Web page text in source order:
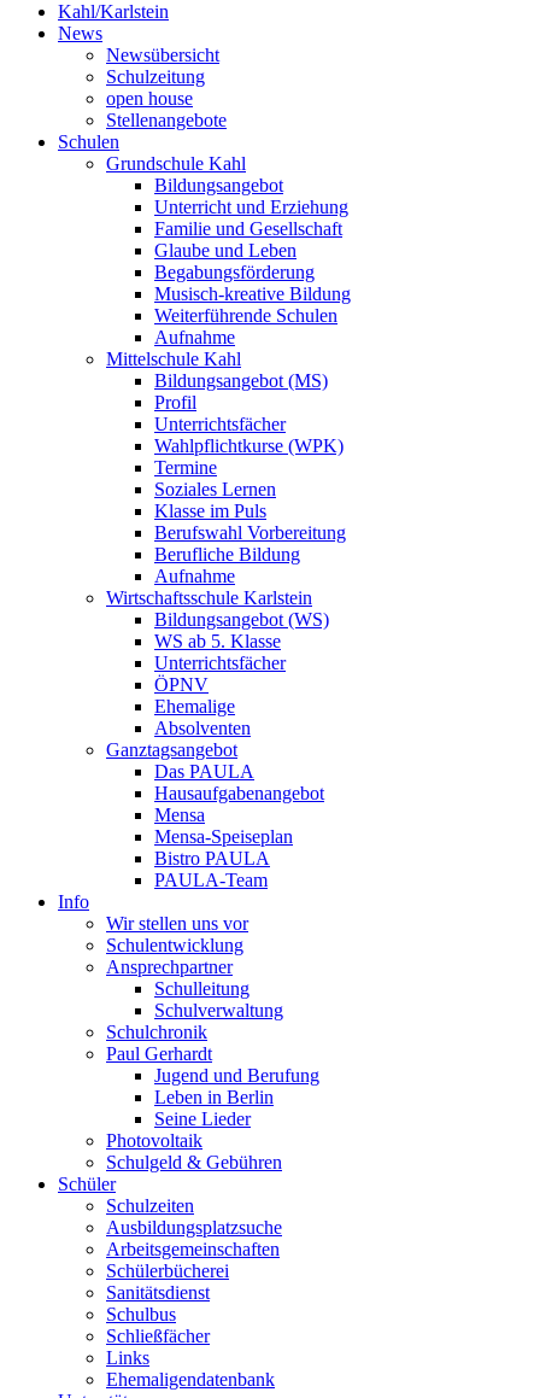
Kahl/Karlstein
News
Newsübersicht
Schulzeitung
open house
Stellenangebote
Schulen
Grundschule Kahl
Bildungsangebot
Unterricht und Erziehung
Familie und Gesellschaft
Glaube und Leben
Begabungsförderung
Musisch-kreative Bildung
Weiterführende Schulen
Aufnahme
Mittelschule Kahl
Bildungsangebot (MS)
Profil
Unterrichtsfächer
Wahlpflichtkurse (WPK)
Termine
Soziales Lernen
Klasse im Puls
Berufswahl Vorbereitung
Berufliche Bildung
Aufnahme
Wirtschaftsschule Karlstein
Bildungsangebot (WS)
WS ab 5. Klasse
Unterrichtsfächer
ÖPNV
Ehemalige
Absolventen
Ganztagsangebot
Das PAULA
Hausaufgabenangebot
Mensa
Mensa-Speiseplan
Bistro PAULA
PAULA-Team
Info
Wir stellen uns vor
Schulentwicklung
Ansprechpartner
Schulleitung
Schulverwaltung
Schulchronik
Paul Gerhardt
Jugend und Berufung
Leben in Berlin
Seine Lieder
Photovoltaik
Schulgeld & Gebühren
Schüler
Schulzeiten
Ausbildungsplatzsuche
Arbeitsgemeinschaften
Schülerbücherei
Sanitätsdienst
Schulbus
Schließfächer
Links
Ehemaligendatenbank